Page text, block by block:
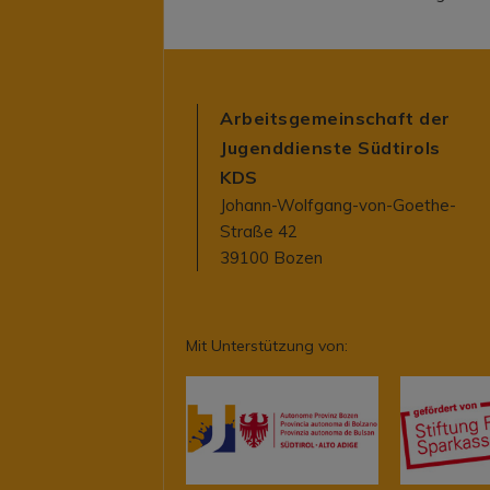
Arbeitsgemeinschaft der
Jugenddienste Südtirols
KDS
Johann-Wolfgang-von-Goethe-
Straße 42
39100 Bozen
Mit Unterstützung von: